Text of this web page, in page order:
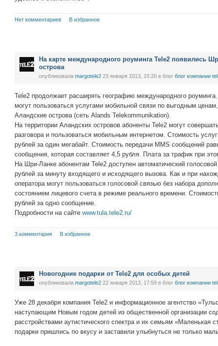
Нет комментариев В избранное
На карте международного роуминга Tele2 появились
острова
опубликовала margotele2 23 января 2013, 15:20 в блог блог компании
Tele2 продолжает расширять географию международного
могут пользоваться услугами мобильной связи по выгодным
Аландские острова (сеть Alands Telekommunikation).
На территории Аландских островов абоненты Tele2 могут
разговора и пользоваться мобильным интернетом. Стоимость
рублей за один мегабайт. Стоимость передачи MMS сообщений
сообщения, которая составляет 4,5 рубля. Плата за трафик при
На Шри-Ланке абонентам Tele2 доступен автоматический
рублей за минуту входящего и исходящего вызова. Как и при
оператора могут пользоваться голосовой связью без набора
состоянием лицевого счета в режиме реального времени.
рублей за одно сообщение.
Подробности на сайте www.tula.tele2.ru/
3 комментария В избранное
Новогодние подарки от Tele2 для особых детей
опубликовала margotele2 22 января 2013, 17:59 в блог блог компании
Уже 28 декабря компания Tele2 и информационное агентство
наступающим Новым годом детей из общественной организации
расстройствами аутистического спектра и их семьям «Маленькая
подарки пришлись по вкусу и заставили улыбнуться не только